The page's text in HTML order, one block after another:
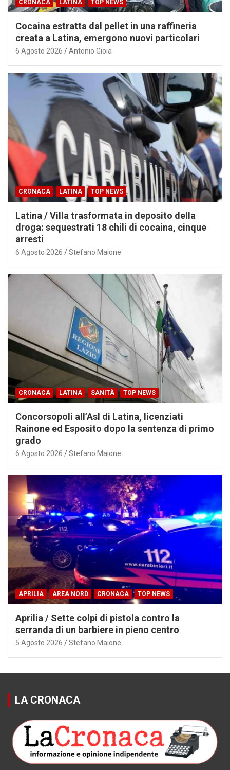
CRONACA LATINA TOP NEWS
Cocaina estratta dal pellet in una raffineria
creata a Latina, emergono nuovi particolari
6 Agosto 2026 Antonio Gioia
CRONACA LATINA TOP NEWS
Latina / Villa trasformata in deposito della
droga: sequestrati 18 chili di cocaina, cinque
arresti
6 Agosto 2026 Stefano Maione
CRONACA LATINA SANITÀ TOP NEWS
Concorsopoli all’Asl di Latina, licenziati
Rainone ed Esposito dopo la sentenza di primo
grado
6 Agosto 2026 Stefano Maione
APRILIA AREA NORD CRONACA TOP NEWS
Aprilia / Sette colpi di pistola contro la
serranda di un barbiere in pieno centro
5 Agosto 2026 Stefano Maione
LA CRONACA